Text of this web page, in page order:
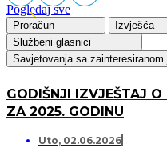
Pogledaj sve
Proračun Izvješća
Službeni glasnici
GODIŠNJI IZVJEŠTAJ O
ZA 2025. GODINU
Uto, 02.06.2026